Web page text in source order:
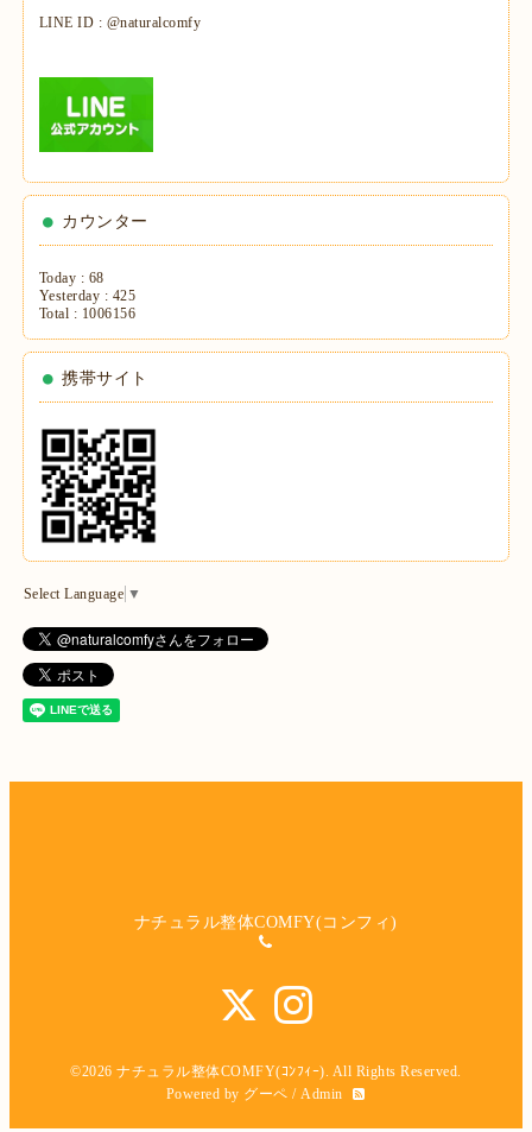
LINE ID : @naturalcomfy
カウンター
Today : 68
Yesterday : 425
Total : 1006156
携帯サイト
Select Language ▼
ナチュラル整体COMFY(コンフィ)
©2026ナチュラル整体COMFY(ｺﾝﾌｨｰ) . All Rights Reserved.
Powered by グーペ / Admin